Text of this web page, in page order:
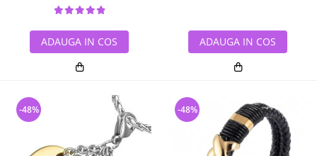
ADAUGA IN COS ADAUGA IN COS
-48% -48%